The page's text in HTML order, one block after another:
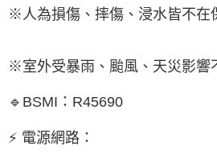
※人為損傷、摔傷、浸水皆不在
※室外受暴雨、颱風、天災影響
🔹BSMI：R45690
⚡ 電源網路：